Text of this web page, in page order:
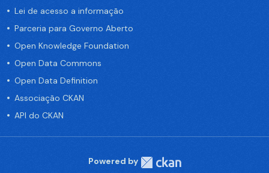
Lei de acesso a informação
Parceria para Governo Aberto
Open Knowledge Foundation
Open Data Commons
Open Data Definition
Associação CKAN
API do CKAN
Powered by